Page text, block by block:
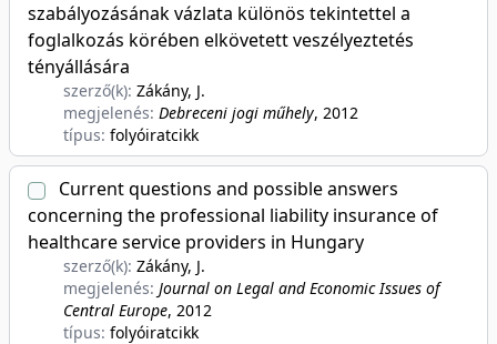
szabályozásának vázlata különös tekintettel a
foglalkozás körében elkövetett veszélyeztetés
tényállására
szerző(k): Zákány, J.
megjelenés: Debreceni jogi műhely, 2012
típus: folyóiratcikk
Current questions and possible answers
concerning the professional liability insurance of
healthcare service providers in Hungary
szerző(k): Zákány, J.
megjelenés: Journal on Legal and Economic Issues of
Central Europe, 2012
típus: folyóiratcikk